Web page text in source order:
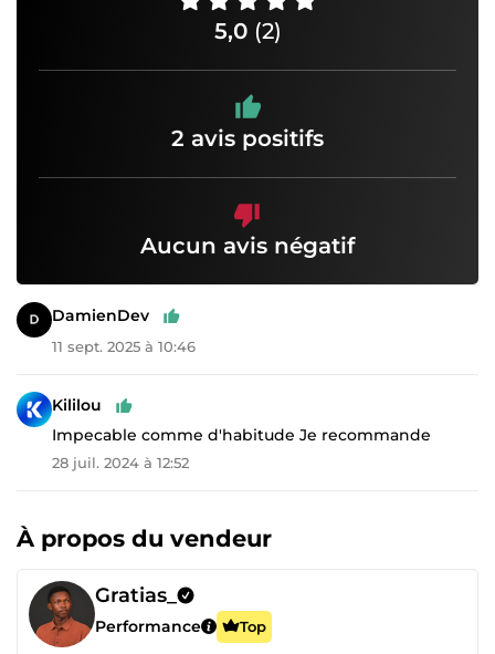
5,0 (2)
2 avis positifs
Aucun avis négatif
DamienDev
11 sept. 2025 à 10:46
Kililou
Impecable comme d'habitude Je recommande
28 juil. 2024 à 12:52
À propos du vendeur
Gratias_
Performance Top